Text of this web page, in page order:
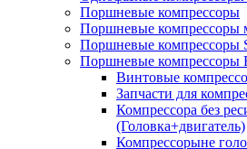
Поршневые компрессоры
Поршневые компрессоры
Поршневые компрессоры
Поршневые компрессоры
Винтовые
Запчасти для
Компрессора без
(Головка+двигатель)
Компрессорыне